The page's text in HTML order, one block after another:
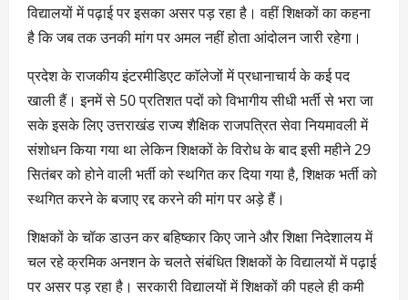
विद्यालयों में पढ़ाई पर इसका असर पड़ रहा है। वहीं शिक्षकों का कहना
है कि जब तक उनकी मांग पर अमल नहीं होता आंदोलन जारी रहेगा।
प्रदेश के राजकीय इंटरमीडिएट काॅलेजों में प्रधानाचार्य के कई पद
खाली हैं। इनमें से 50 प्रतिशत पदों को विभागीय सीधी भर्ती से भरा जा
सके इसके लिए उत्तराखंड राज्य शैक्षिक राजपत्रित सेवा नियमावली में
संशोधन किया गया था लेकिन शिक्षकों के विरोध के बाद इसी महीने 29
सितंबर को होने वाली भर्ती को स्थगित कर दिया गया है, शिक्षक भर्ती को
स्थगित करने के बजाए रद्द करने की मांग पर अड़े हैं।
शिक्षकों के चॉक डाउन कर बहिष्कार किए जाने और शिक्षा निदेशालय में
चल रहे क्रमिक अनशन के चलते संबंधित शिक्षकों के विद्यालयों में पढ़ाई
पर असर पड़ रहा है। सरकारी विद्यालयों में शिक्षकों की पहले ही कमी